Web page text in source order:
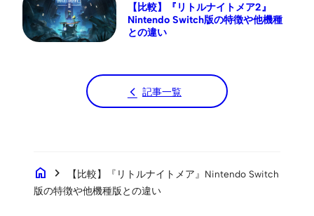
【比較】『リトルナイトメア2』
Nintendo Switch版の特徴や他機種
との違い
記事一覧
home chevron_right
【比較】『リトルナイトメア』Nintendo Switch
版の特徴や他機種版との違い